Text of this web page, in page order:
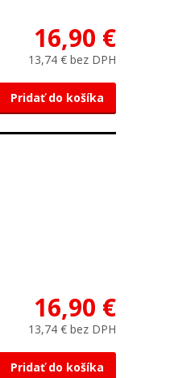
16,90 €
13,74 € bez DPH
Pridať do košíka
16,90 €
13,74 € bez DPH
Pridať do košíka